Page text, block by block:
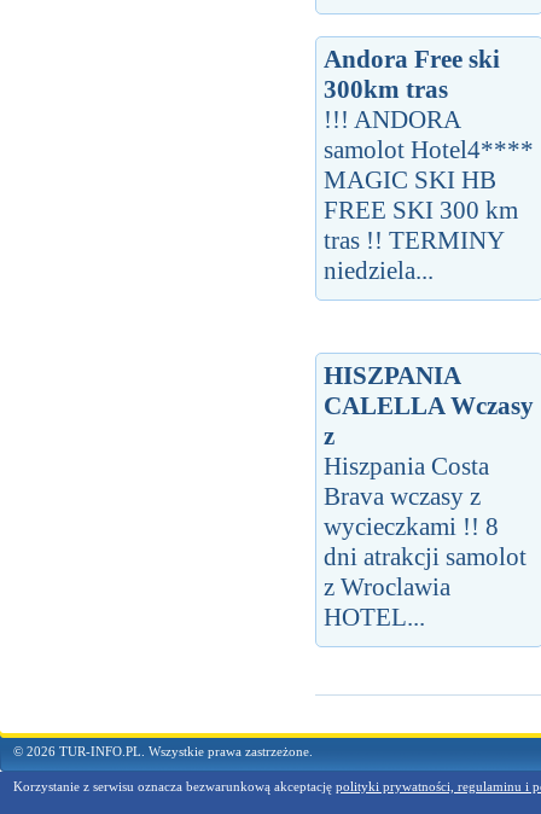
Andora Free ski
300km tras
!!! ANDORA
samolot Hotel4****
MAGIC SKI HB
FREE SKI 300 km
tras !! TERMINY
niedziela...
HISZPANIA
CALELLA Wczasy
z
Hiszpania Costa
Brava wczasy z
wycieczkami !! 8
dni atrakcji samolot
z Wroclawia
HOTEL...
© 2026 TUR-INFO.PL. Wszystkie prawa zastrzeżone.
Korzystanie z serwisu oznacza bezwarunkową akceptację polityki prywatności, regulaminu i